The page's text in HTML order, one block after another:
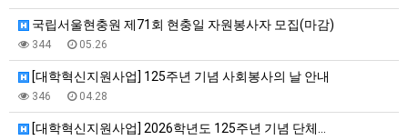
국립서울현충원 제71회 현충일 자원봉사자 모집(마감)
344 05.26
[대학혁신지원사업] 125주년 기념 사회봉사의 날 안내
346 04.28
[대학혁신지원사업] 2026학년도 125주년 기념 단체…